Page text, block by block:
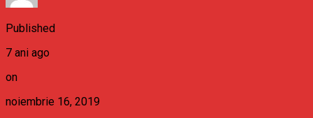
Published
7 ani ago
on
noiembrie 16, 2019